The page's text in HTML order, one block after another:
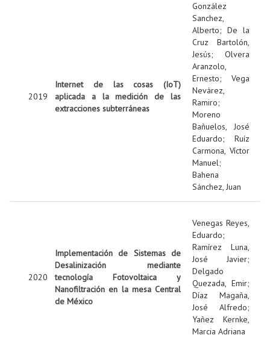
2019
Internet de las cosas (IoT)
aplicada a la medición de las
extracciones subterráneas
González
Sanchez,
Alberto; De la
Cruz Bartolón,
Jesús; Olvera
Aranzolo,
Ernesto; Vega
Nevárez,
Ramiro;
Moreno
Bañuelos, José
Eduardo; Ruíz
Carmona, Víctor
Manuel;
Bahena
Sánchez, Juan
2020
Implementación de Sistemas de
Desalinización mediante
tecnología Fotovoltaica y
Nanofiltración en la mesa Central
de México
Venegas Reyes,
Eduardo;
Ramírez Luna,
José Javier;
Delgado
Quezada, Emir;
Díaz Magaña,
José Alfredo;
Yañez Kernke,
Marcia Adriana